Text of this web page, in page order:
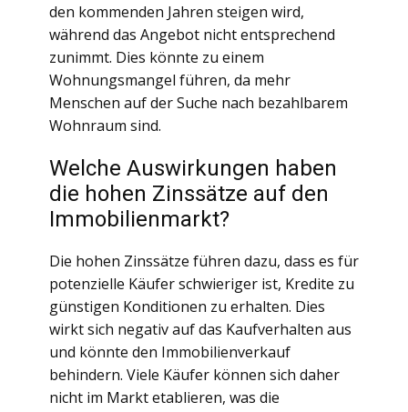
den kommenden Jahren steigen wird,
während das Angebot nicht entsprechend
zunimmt. Dies könnte zu einem
Wohnungsmangel führen, da mehr
Menschen auf der Suche nach bezahlbarem
Wohnraum sind.
Welche Auswirkungen haben
die hohen Zinssätze auf den
Immobilienmarkt?
Die hohen Zinssätze führen dazu, dass es für
potenzielle Käufer schwieriger ist, Kredite zu
günstigen Konditionen zu erhalten. Dies
wirkt sich negativ auf das Kaufverhalten aus
und könnte den Immobilienverkauf
behindern. Viele Käufer können sich daher
nicht im Markt etablieren, was die